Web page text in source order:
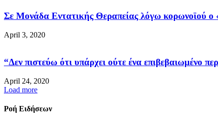
Σε Μονάδα Εντατικής Θεραπείας λόγω κορωνοϊού ο
April 3, 2020
“Δεν πιστεύω ότι υπάρχει ούτε ένα επιβεβαιωμένο
April 24, 2020
Load more
Ροή Ειδήσεων